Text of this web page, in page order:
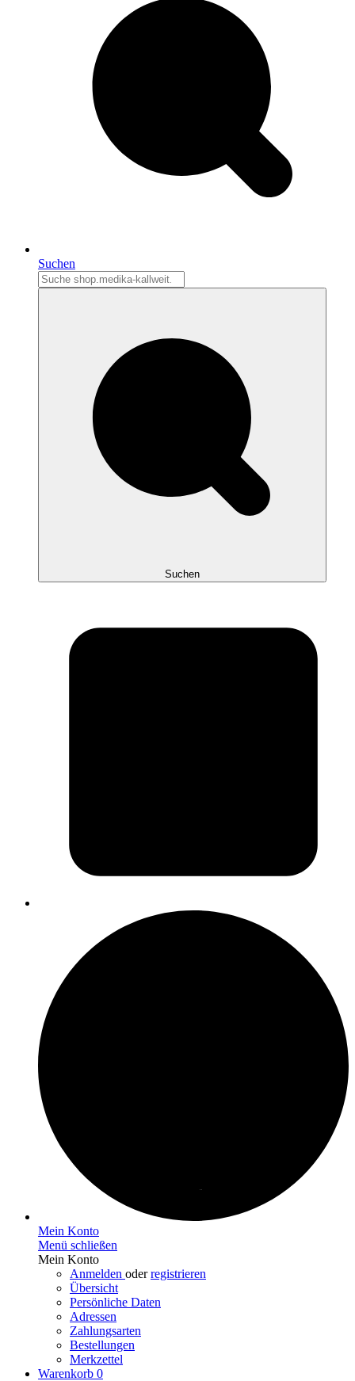
Suchen
Suchen
Mein Konto
Menü schließen
Mein Konto
Anmelden oderregistrieren
Übersicht
Persönliche Daten
Adressen
Zahlungsarten
Bestellungen
Merkzettel
Warenkorb 0